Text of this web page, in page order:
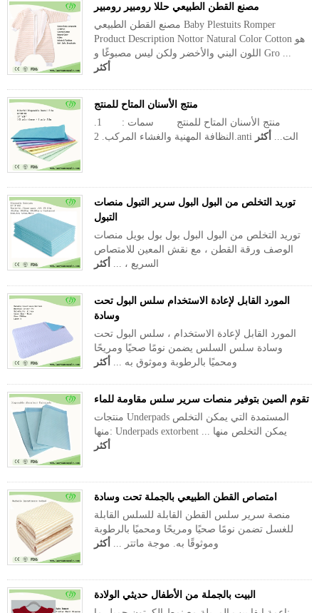
مصنع القطن الطبيعي حللا رومبير رومبير
مصنع القطن الطبيعي Baby Plestuits Romper
Product Description Nottor Natural Color Cotton هو
اللون البني والأخضر ولكن ليس مصبوغًا و Gro ...
أكثر
منتج الأسنان المتاح للمنتج
منتج الأسنان المتاح للمنتج سمات : 1.
النظافة المهنية والغشاء المركب. 2.anti الت... أكثر
توريد التخلص من البول البول سرير التبول منصات
التبول
توريد التخلص من البول البول بول بول بويل منصات
الوصف ورقة القطن ، مع نقش المعين للامتصاص
السريع ، ... أكثر
المورد القابل لإعادة الاستخدام سلس البول تحت
وسادة
المورد القابل لإعادة الاستخدام ، سلس البول تحت
وسادة سلس السلس يضمن نومًا صحيًا ومريحًا
ومحميًا بالرطوبة وموثوق به ... أكثر
تقوم الصين بتوفير منصات سرير سلس مقاومة للماء
منتجات Underpads المستمدة التي يمكن التخلص
منها: Underpads extorbent يمكن التخلص منها ...
أكثر
امتصاص القطن الطبيعي بالجملة تحت وسادة
منصة سرير سلس القطن القابلة للسلس القابلة
للغسل تضمن نومًا صحيًا ومريحًا ومحميًا بالرطوبة
وموثوقًا به. موجة ماتتر ... أكثر
البيت بالجملة من الأطفال حديثي الولادة